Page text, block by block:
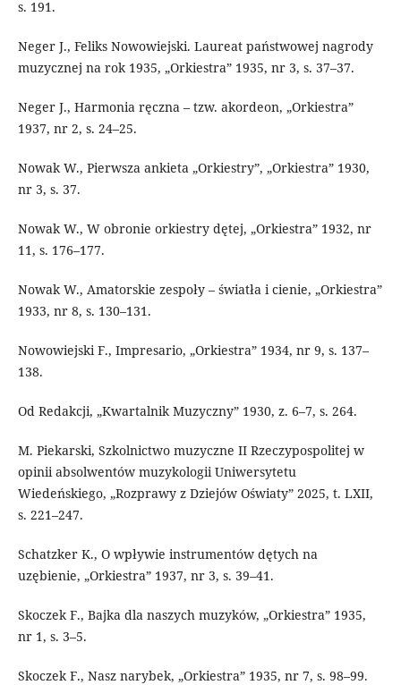
s. 191.
Neger J., Feliks Nowowiejski. Laureat państwowej nagrody
muzycznej na rok 1935, „Orkiestra” 1935, nr 3, s. 37–37.
Neger J., Harmonia ręczna – tzw. akordeon, „Orkiestra”
1937, nr 2, s. 24–25.
Nowak W., Pierwsza ankieta „Orkiestry”, „Orkiestra” 1930,
nr 3, s. 37.
Nowak W., W obronie orkiestry dętej, „Orkiestra” 1932, nr
11, s. 176–177.
Nowak W., Amatorskie zespoły – światła i cienie, „Orkiestra”
1933, nr 8, s. 130–131.
Nowowiejski F., Impresario, „Orkiestra” 1934, nr 9, s. 137–
138.
Od Redakcji, „Kwartalnik Muzyczny” 1930, z. 6–7, s. 264.
M. Piekarski, Szkolnictwo muzyczne II Rzeczypospolitej w
opinii absolwentów muzykologii Uniwersytetu
Wiedeńskiego, „Rozprawy z Dziejów Oświaty” 2025, t. LXII,
s. 221–247.
Schatzker K., O wpływie instrumentów dętych na
uzębienie, „Orkiestra” 1937, nr 3, s. 39–41.
Skoczek F., Bajka dla naszych muzyków, „Orkiestra” 1935,
nr 1, s. 3–5.
Skoczek F., Nasz narybek, „Orkiestra” 1935, nr 7, s. 98–99.